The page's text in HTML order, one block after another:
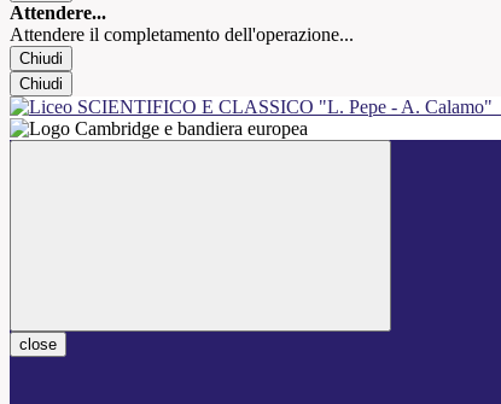
Attendere...
Attendere il completamento dell'operazione...
Chiudi
Chiudi
close